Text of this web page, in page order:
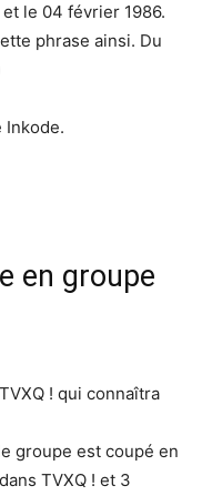
le 04 février 1986.
phrase ainsi. Du
Inkode.
en groupe
! qui connaîtra
groupe est coupé en
TVXQ ! et 3